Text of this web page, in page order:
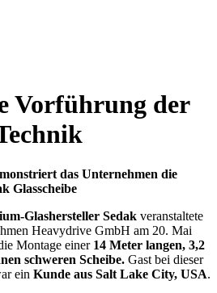
Vorführung der
das Unternehmen die
Glasscheibe
Glashersteller Sedak veranstaltete
Heavydrive GmbH am 20. Mai
Montage einer 14 Meter langen, 3,2
schweren Scheibe. Gast bei dieser
ein Kunde aus Salt Lake City, USA.